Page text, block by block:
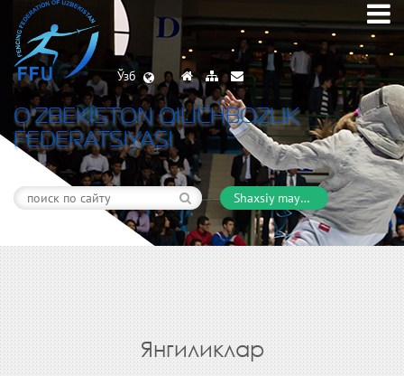
Ўзб
O’ZBEKISTON QILICHBOZLIK
FEDERATSIYASI
Shaxsiy maydon
Янгиликлар